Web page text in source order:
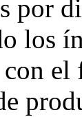
por
los
el